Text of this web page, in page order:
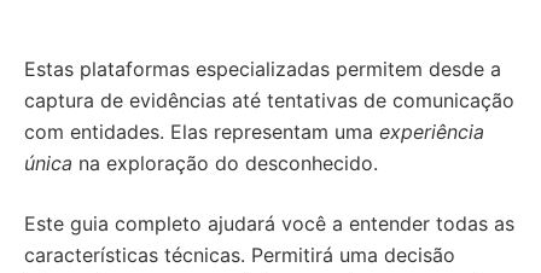
Estas plataformas especializadas permitem desde a
captura de evidências até tentativas de comunicação
com entidades. Elas representam uma experiência
única na exploração do desconhecido.
Este guia completo ajudará você a entender todas as
características técnicas. Permitirá uma decisão